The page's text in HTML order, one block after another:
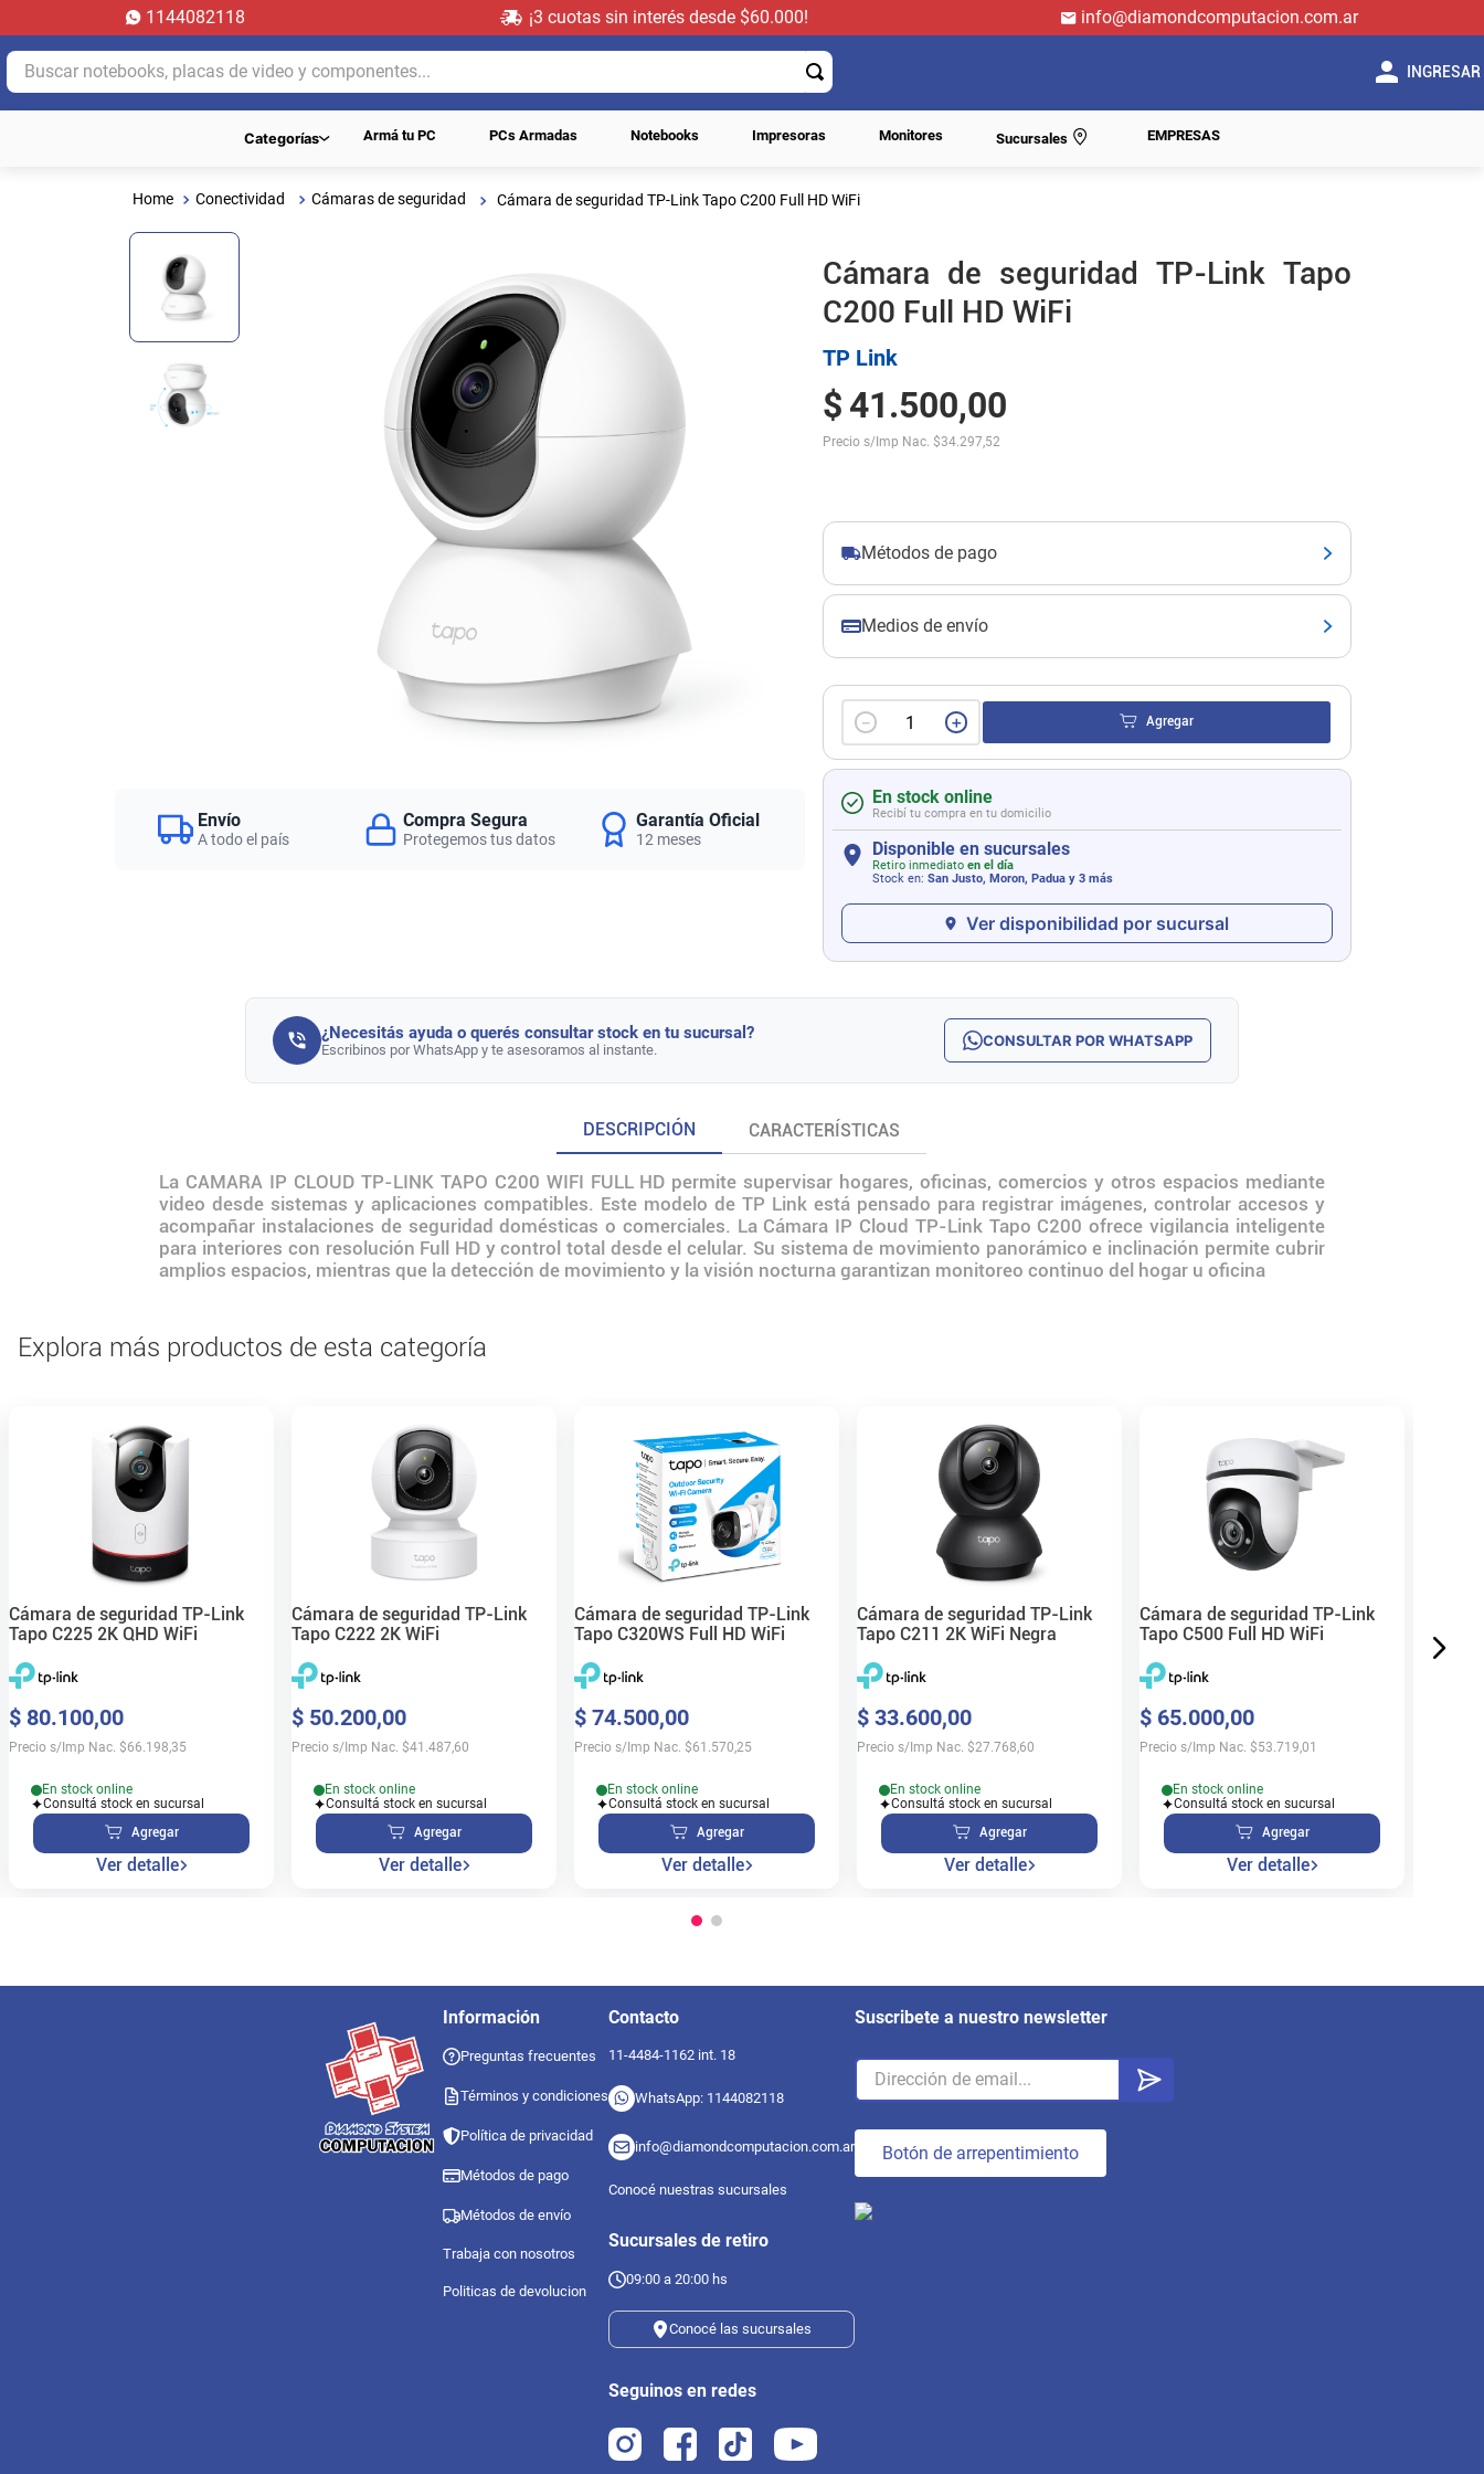
1144082118 ¡3 cuotas sin interés desde $60.000!
info@diamondcomputacion.com.ar
Buscar notebooks, placas de video y componentes...
INGRESAR
Categorías Armá tu PC PCs Armadas Notebooks Impresoras Monitores Sucursales EMPRESAS
Conectividad Cámaras de seguridad Cámara de seguridad TP-Link Tapo C200 Full HD WiFi
Envío
A todo el país
Compra Segura
Protegemos tus datos
Garantía Oficial
12 meses
Cámara de seguridad TP-Link Tapo
C200 Full HD WiFi
TP Link
$ 41.500,00
Precio s/Imp Nac. $34.297,52
Métodos de pago
Medios de envío
＋
－ Agregar
En stock online
Recibí tu compra en tu domicilio
Disponible en sucursales
Retiro inmediato en el día
Stock en: San Justo, Moron, Paduay 3 más
Ver disponibilidad por sucursal
¿Necesitás ayuda o querés consultar stock en tu sucursal?
Escribinos por WhatsApp y te asesoramos al instante. CONSULTAR POR WHATSAPP
DESCRIPCIÓN CARACTERÍSTICAS
La CAMARA IP CLOUD TP-LINK TAPO C200 WIFI FULL HD permite supervisar hogares, oficinas, comercios y otros espacios mediante
video desde sistemas y aplicaciones compatibles. Este modelo de TP Link está pensado para registrar imágenes, controlar accesos y
acompañar instalaciones de seguridad domésticas o comerciales. La Cámara IP Cloud TP-Link Tapo C200 ofrece vigilancia inteligente
para interiores con resolución Full HD y control total desde el celular. Su sistema de movimiento panorámico e inclinación permite cubrir
amplios espacios, mientras que la detección de movimiento y la visión nocturna garantizan monitoreo continuo del hogar u oficina
Explora más productos de esta categoría
Cámara de seguridad TP-Link
Tapo C225 2K QHD WiFi
$ 80.100,00
Precio s/Imp Nac. $66.198,35
En stock online
Consultá stock en sucursal
Agregar
Ver detalle
Cámara de seguridad TP-Link
Tapo C222 2K WiFi
$ 50.200,00
Precio s/Imp Nac. $41.487,60
En stock online
Consultá stock en sucursal
Agregar
Ver detalle
Cámara de seguridad TP-Link
Tapo C320WS Full HD WiFi
$ 74.500,00
Precio s/Imp Nac. $61.570,25
En stock online
Consultá stock en sucursal
Agregar
Ver detalle
Cámara de seguridad TP-Link
Tapo C211 2K WiFi Negra
$ 33.600,00
Precio s/Imp Nac. $27.768,60
En stock online
Consultá stock en sucursal
Agregar
Ver detalle
Cámara de seguridad TP-Link
Tapo C500 Full HD WiFi
$ 65.000,00
Precio s/Imp Nac. $53.719,01
En stock online
Consultá stock en sucursal
Agregar
Ver detalle
Información
Preguntas frecuentes
Términos y condiciones
Política de privacidad
Métodos de pago
Métodos de envío
Trabaja con nosotros
Politicas de devolucion
Contacto
11-4484-1162 int. 18
WhatsApp: 1144082118
info@diamondcomputacion.com.ar
Conocé nuestras sucursales
Sucursales de retiro
09:00 a 20:00 hs
Conocé las sucursales
Seguinos en redes
Suscribete a nuestro newsletter
Botón de arrepentimiento